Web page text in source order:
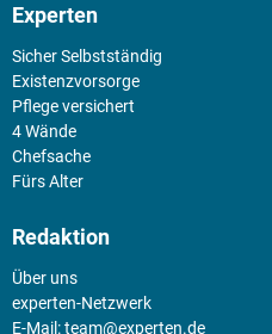
Experten
Sicher Selbstständig
Existenz­vorsorge
Pflege versichert
4 Wände
Chefsache
Fürs Alter
Redaktion
Über uns
experten-Netzwerk
E-Mail:team@experten.de